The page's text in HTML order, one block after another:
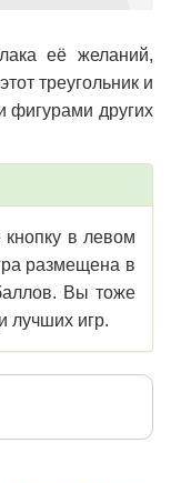
её желаний,
треугольник и
фигурами других
кнопку в левом
размещена в
Вы тоже
лучших игр.